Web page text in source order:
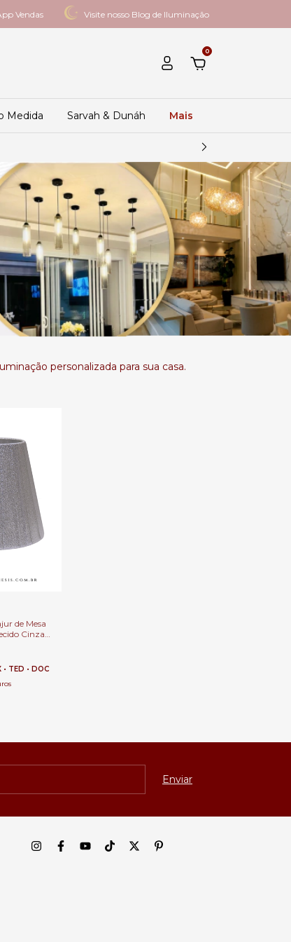
Vendas Visite nosso Blog de Iluminação
0
Medida Sarvah & Dunáh Mais
personalizada para sua casa.
de Mesa
Cinza
de Cama
• TED • DOC